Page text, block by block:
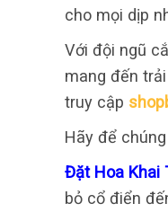
cho mọi dịp
Với đội ngũ
mang đến
truy cập
Hãy để
Đặt Hoa Khai
bỏ cổ điển